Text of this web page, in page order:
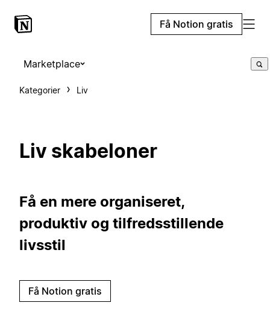
Få Notion gratis
Marketplace
Kategorier Liv
Liv skabeloner
Få en mere organiseret,
produktiv og tilfredsstillende
livsstil
Få Notion gratis